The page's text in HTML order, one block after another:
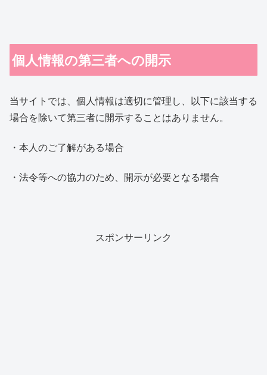
個人情報の第三者への開示
当サイトでは、個人情報は適切に管理し、以下に該当する
場合を除いて第三者に開示することはありません。
・本人のご了解がある場合
・法令等への協力のため、開示が必要となる場合
スポンサーリンク